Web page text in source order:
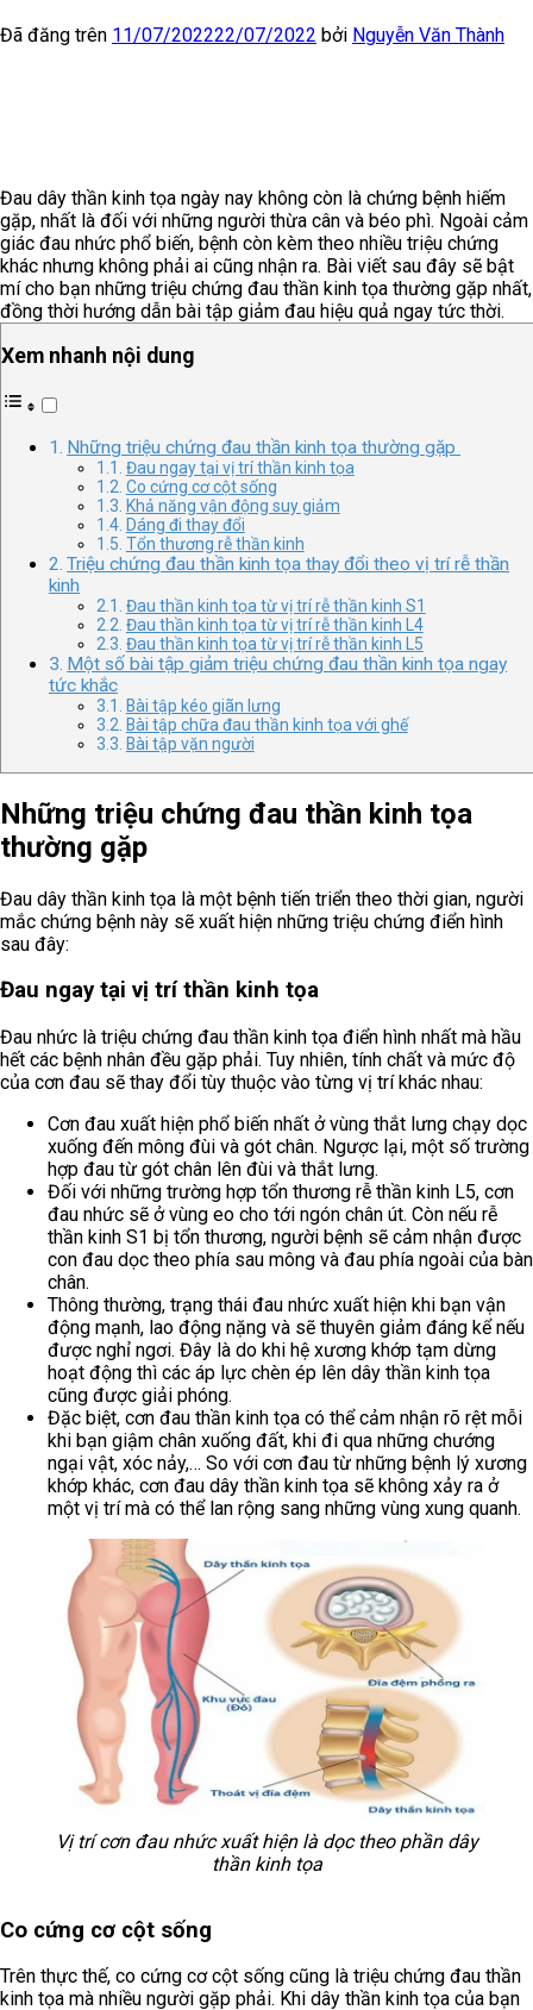
Đã đăng trên 11/07/202222/07/2022 bởi Nguyễn Văn Thành
Đau dây thần kinh tọa ngày nay không còn là chứng bệnh hiếm
gặp, nhất là đối với những người thừa cân và béo phì. Ngoài cảm
giác đau nhức phổ biến, bệnh còn kèm theo nhiều triệu chứng
khác nhưng không phải ai cũng nhận ra. Bài viết sau đây sẽ bật
mí cho bạn những triệu chứng đau thần kinh tọa thường gặp nhất,
đồng thời hướng dẫn bài tập giảm đau hiệu quả ngay tức thời.
Xem nhanh nội dung
Những triệu chứng đau thần kinh tọa thường gặp
Đau ngay tại vị trí thần kinh tọa
Co cứng cơ cột sống
Khả năng vận động suy giảm
Dáng đi thay đổi
Tổn thương rễ thần kinh
Triệu chứng đau thần kinh tọa thay đổi theo vị trí rễ thần
kinh
Đau thần kinh tọa từ vị trí rễ thần kinh S1
Đau thần kinh tọa từ vị trí rễ thần kinh L4
Đau thần kinh tọa từ vị trí rễ thần kinh L5
Một số bài tập giảm triệu chứng đau thần kinh tọa ngay
tức khắc
Bài tập kéo giãn lưng
Bài tập chữa đau thần kinh tọa với ghế
Bài tập vặn người
Những triệu chứng đau thần kinh tọa
thường gặp
Đau dây thần kinh tọa là một bệnh tiến triển theo thời gian, người
mắc chứng bệnh này sẽ xuất hiện những triệu chứng điển hình
sau đây:
Đau ngay tại vị trí thần kinh tọa
Đau nhức là triệu chứng đau thần kinh tọa điển hình nhất mà hầu
hết các bệnh nhân đều gặp phải. Tuy nhiên, tính chất và mức độ
của cơn đau sẽ thay đổi tùy thuộc vào từng vị trí khác nhau:
Cơn đau xuất hiện phổ biến nhất ở vùng thắt lưng chạy dọc
xuống đến mông đùi và gót chân. Ngược lại, một số trường
hợp đau từ gót chân lên đùi và thắt lưng.
Đối với những trường hợp tổn thương rễ thần kinh L5, cơn
đau nhức sẽ ở vùng eo cho tới ngón chân út. Còn nếu rễ
thần kinh S1 bị tổn thương, người bệnh sẽ cảm nhận được
con đau dọc theo phía sau mông và đau phía ngoài của bàn
chân.
Thông thường, trạng thái đau nhức xuất hiện khi bạn vận
động mạnh, lao động nặng và sẽ thuyên giảm đáng kể nếu
được nghỉ ngơi. Đây là do khi hệ xương khớp tạm dừng
hoạt động thì các áp lực chèn ép lên dây thần kinh tọa
cũng được giải phóng.
Đặc biệt, cơn đau thần kinh tọa có thể cảm nhận rõ rệt mỗi
khi bạn giậm chân xuống đất, khi đi qua những chướng
ngại vật, xóc nảy,… So với cơn đau từ những bệnh lý xương
khớp khác, cơn đau dây thần kinh tọa sẽ không xảy ra ở
một vị trí mà có thể lan rộng sang những vùng xung quanh.
Vị trí cơn đau nhức xuất hiện là dọc theo phần dây
thần kinh tọa
Co cứng cơ cột sống
Trên thực thế, co cứng cơ cột sống cũng là triệu chứng đau thần
kinh tọa mà nhiều người gặp phải. Khi dây thần kinh tọa của bạn